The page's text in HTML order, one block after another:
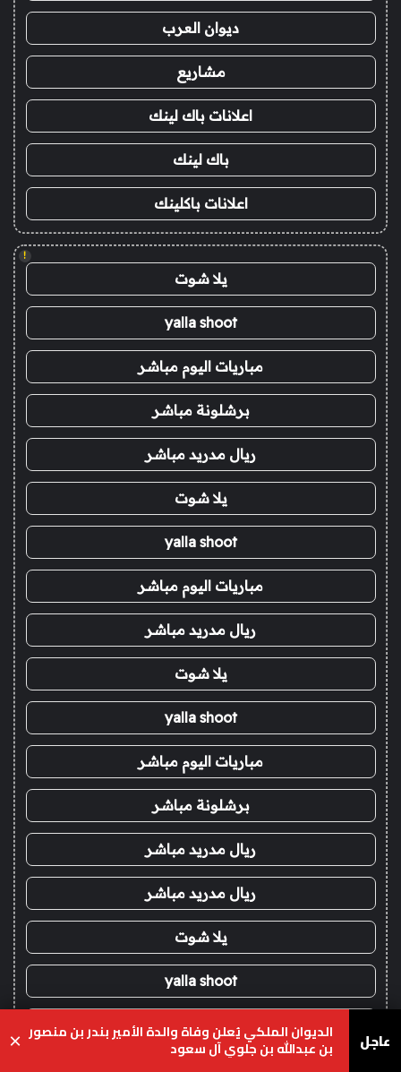
ديوان العرب
مشاريع
اعلانات باك لينك
باك لينك
اعلانات باكلينك
!
يلا شوت
yalla shoot
مباريات اليوم مباشر
برشلونة مباشر
ريال مدريد مباشر
يلا شوت
yalla shoot
مباريات اليوم مباشر
ريال مدريد مباشر
يلا شوت
yalla shoot
مباريات اليوم مباشر
برشلونة مباشر
ريال مدريد مباشر
ريال مدريد مباشر
يلا شوت
yalla shoot
مباريات اليوم مباشر
عاجل الديوان الملكي يُعلن وفاة والدة الأمير بندر بن منصور
بن عبدالله بن جلوي آل سعود ×